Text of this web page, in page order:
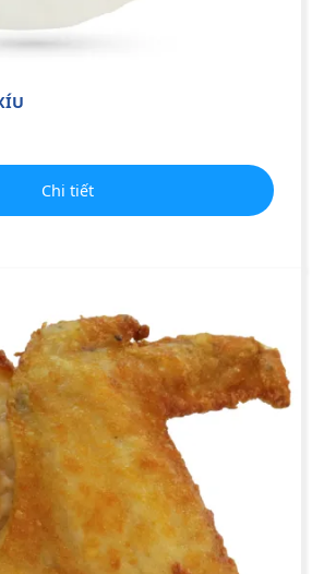
Chi tiết